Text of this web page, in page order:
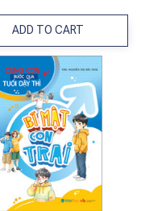
ADD TO CART